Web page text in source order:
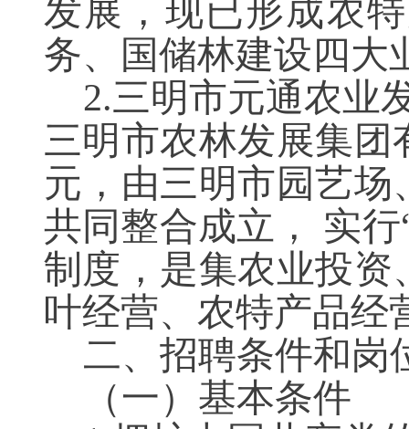
发展，现已形成农
务、国储林建设四大
2.三明市元通农业
三明市农林发展集团
元，由三明市园艺
共同整合成立， 实
制度，是集农业投资
叶经营、农特产品经
二、招聘条件和岗
（一） 基本条件